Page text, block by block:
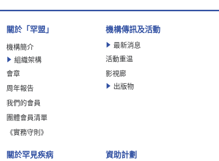
關於「罕盟」
機構簡介
組織架構
會章
周年報告
我們的會員
團體會員清單
《實務守則》
機構傳訊及活動
最新消息
活動重温
影視廊
出版物
關於罕見疾病 資助計劃